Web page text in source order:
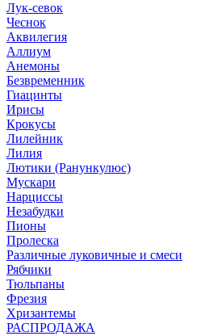
Лук-севок
Чеснок
Аквилегия
Аллиум
Анемоны
Безвременник
Гиацинты
Ирисы
Крокусы
Лилейник
Лилия
Лютики (Ранункулюс)
Мускари
Нарцисcы
Незабудки
Пионы
Пролеска
Различные луковичные и смеси
Рябчики
Тюльпаны
Фрезия
Хризантемы
РАСПРОДАЖА